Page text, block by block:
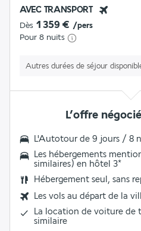
AVEC TRANSPORT
Dès 1 359 € /pers
Pour 8 nuits
Autres durées de séjour
L’offre
L'Autotour de 9 jours / 8
Les hébergements
similaires) en hôtel 3*
Hébergement seul, sans
Les vols au départ de la
La location de voiture de
similaire